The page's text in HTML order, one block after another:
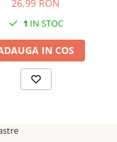
adorabilă care
notă ludică și
cu această bijuterie
26,99 RON
1 IN STOC
IN COS